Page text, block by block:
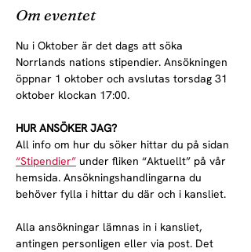
Om eventet
Nu i Oktober är det dags att söka
Norrlands nations stipendier. Ansökningen
öppnar 1 oktober och avslutas torsdag 31
oktober klockan 17:00.
HUR ANSÖKER JAG?
All info om hur du söker hittar du på sidan
“Stipendier” under fliken “Aktuellt” på vår
hemsida. Ansökningshandlingarna du
behöver fylla i hittar du där och i kansliet.
Alla ansökningar lämnas in i kansliet,
antingen personligen eller via post. Det